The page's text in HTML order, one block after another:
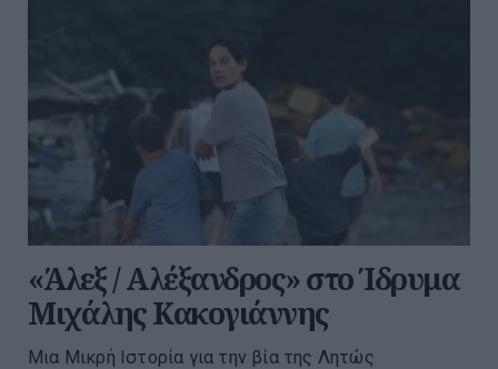
«Άλεξ / Αλέξανδρος» στο Ίδρυμα
Μιχάλης Κακογιάννης
Μια Μικρή Ιστορία για την βία της Λητώς